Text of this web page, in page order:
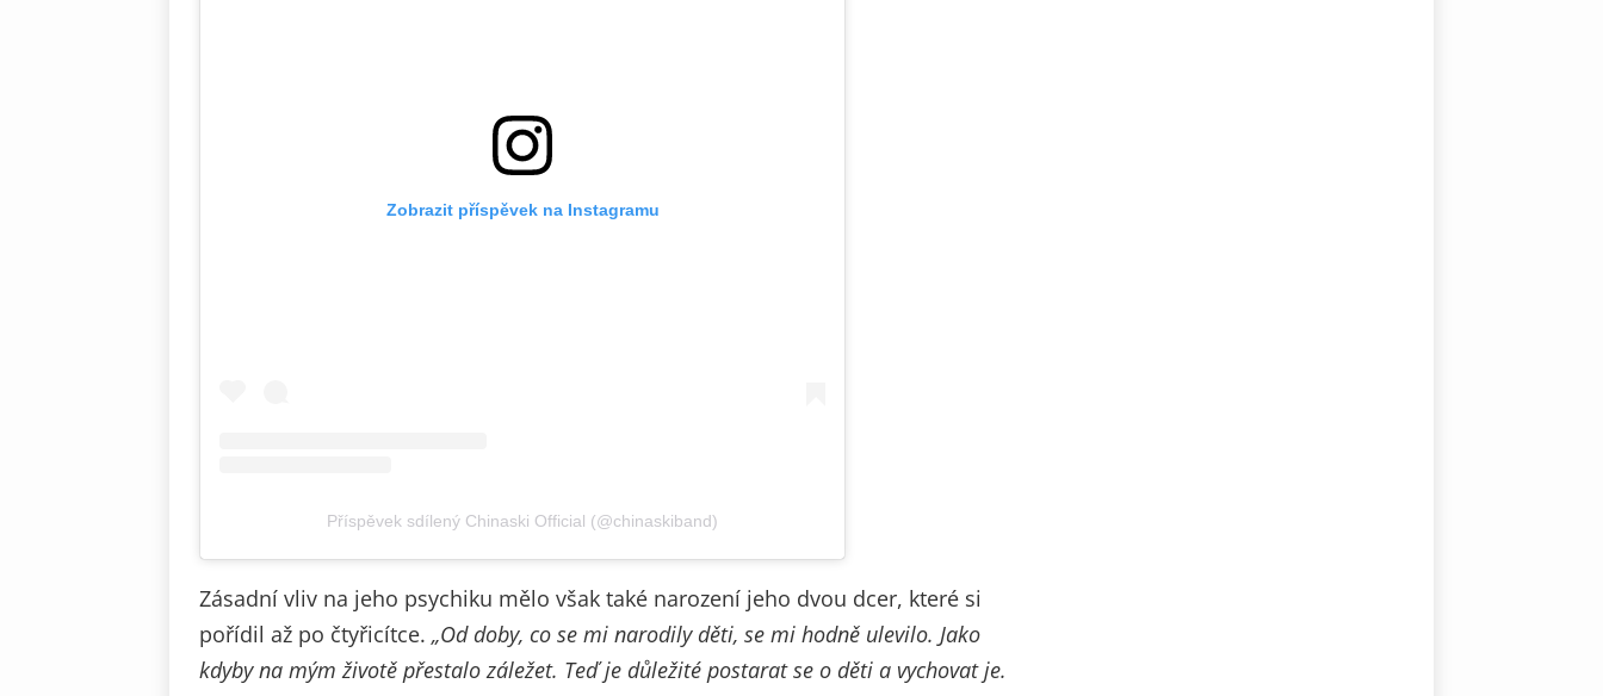
Zobrazit příspěvek na Instagramu
Příspěvek sdílený Chinaski Official (@chinaskiband)
Zásadní vliv na jeho psychiku mělo však také narození jeho dvou dcer, které si
pořídil až po čtyřicítce. „Od doby, co se mi narodily děti, se mi hodně ulevilo. Jako
kdyby na mým životě přestalo záležet. Teď je důležité postarat se o děti a vychovat je.